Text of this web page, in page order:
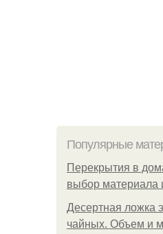
Популярные
Перекрытия в
выбор материала
Десертная ложка
чайных. Объем и